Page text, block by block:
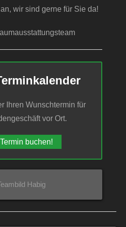
wir sind gerne für Sie da!
Ihren Wunschtermin für
vor Ort.
buchen!